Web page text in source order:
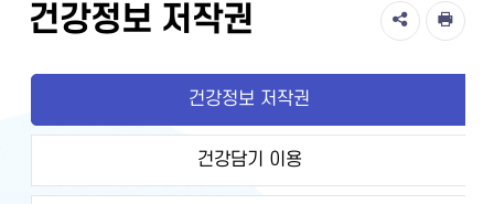
건강정보 저작권
건강정보 저작권
건강담기 이용